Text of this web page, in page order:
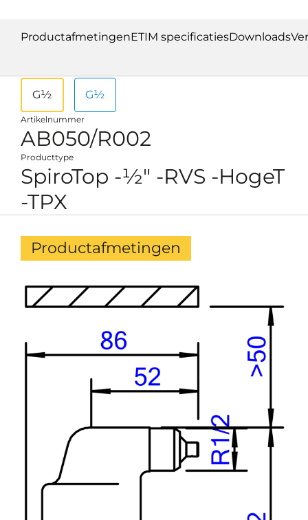
ProductafmetingenETIM specificatiesDownloads
G½ G½
Artikelnummer
AB050/R002
Producttype
SpiroTop -½" -RVS -HogeT
-TPX
Productafmetingen